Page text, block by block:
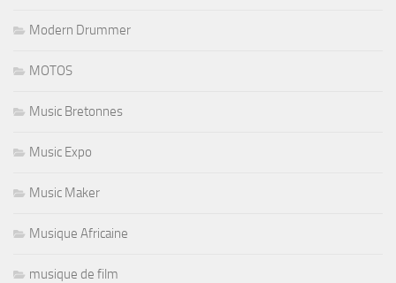
Modern Drummer
MOTOS
Music Bretonnes
Music Expo
Music Maker
Musique Africaine
musique de film